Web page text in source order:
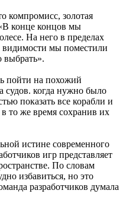
золотая
конце концов мы
На него в пределах
видимости мы поместили
пойти на похожий
судов. когда нужно было
показать все корабли и
то же время сохранив их
истине современного
игр представляет
По словам
избавиться, но это
разработчиков думала